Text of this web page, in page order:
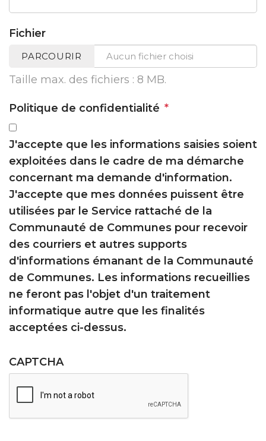
Fichier
PARCOURIR Aucun fichier choisi
Taille max. des fichiers : 8 MB.
Politique de confidentialité *
J'accepte que les informations saisies soient
exploitées dans le cadre de ma démarche
concernant ma demande d'information.
J'accepte que mes données puissent être
utilisées par le Service rattaché de la
Communauté de Communes pour recevoir
des courriers et autres supports
d'informations émanant de la Communauté
de Communes. Les informations recueillies
ne feront pas l'objet d'un traitement
informatique autre que les finalités
acceptées ci-dessus.
CAPTCHA